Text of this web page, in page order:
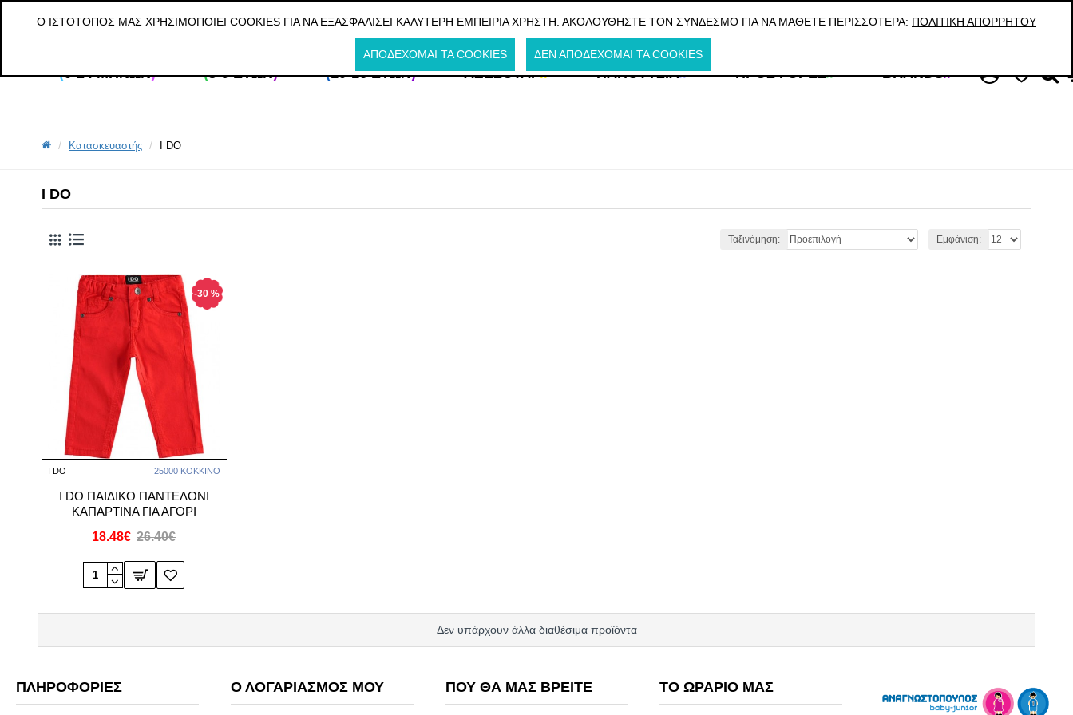
Ο ΙΣΤΌΤΟΠΌΣ ΜΑΣ ΧΡΗΣΙΜΟΠΟΙΕΊ COOKIES ΓΙΑ ΝΑ ΕΞΑΣΦΑΛΊΣΕΙ ΚΑΛΎΤΕΡΗ ΕΜΠΕΙΡΊΑ ΧΡΉΣΤΗ. ΑΚΟΛΟΥΘΉΣΤΕ ΤΟΝ ΣΎΝΔΕΣΜΟ ΓΙΑ ΝΑ ΜΆΘΕΤΕ ΠΕΡΙΣΣΌΤΕΡΑ: ΠΟΛΙΤΙΚΉ ΑΠΟΡΡΉΤΟΥ
ΑΠΟΔΈΧΟΜΑΙ ΤΑ COOKIES ΔΕΝ ΑΠΟΔΈΧΟΜΑΙ ΤΑ COOKIES
(0-24 ΜΗΝΏΝ) (3-9 ΕΤΏΝ) (10-16 ΕΤΏΝ) ΑΞΕΣΟΥΆΡ// ΠΑΠΟΎΤΣΙΑ// ΠΡΟΣΦΟΡΈΣ// BRANDS//
Κατασκευαστής I DO
I DO
Ταξινόμηση: Εμφάνιση:
-30 %
I DO 25000 ΚΟΚΚΙΝΟ
I DO ΠΑΙΔΙΚΟ ΠΑΝΤΕΛΟΝΙ
ΚΑΠΑΡΤΙΝΑ ΓΙΑ ΑΓΟΡΙ
18.48€ 26.40€
Δεν υπάρχουν άλλα διαθέσιμα προϊόντα
ΠΛΗΡΟΦΟΡΊΕΣ Ο ΛΟΓΑΡΙΑΣΜΌΣ ΜΟΥ ΠΟΥ ΘΑ ΜΑΣ ΒΡΕΊΤΕ ΤΟ ΩΡΆΡΙΟ ΜΑΣ